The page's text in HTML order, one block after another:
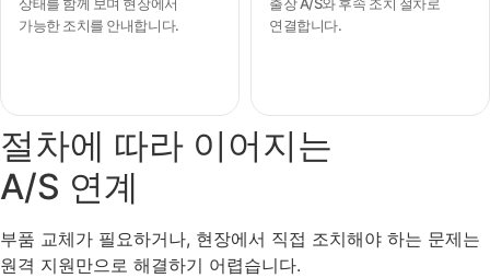
가능한 조치를 안내합니다.
연결합니다.
절차에 따라 이어지는
A/S 연계
부품 교체가 필요하거나, 현장에서 직접 조치해야 하는 문제는
원격 지원만으로 해결하기 어렵습니다.